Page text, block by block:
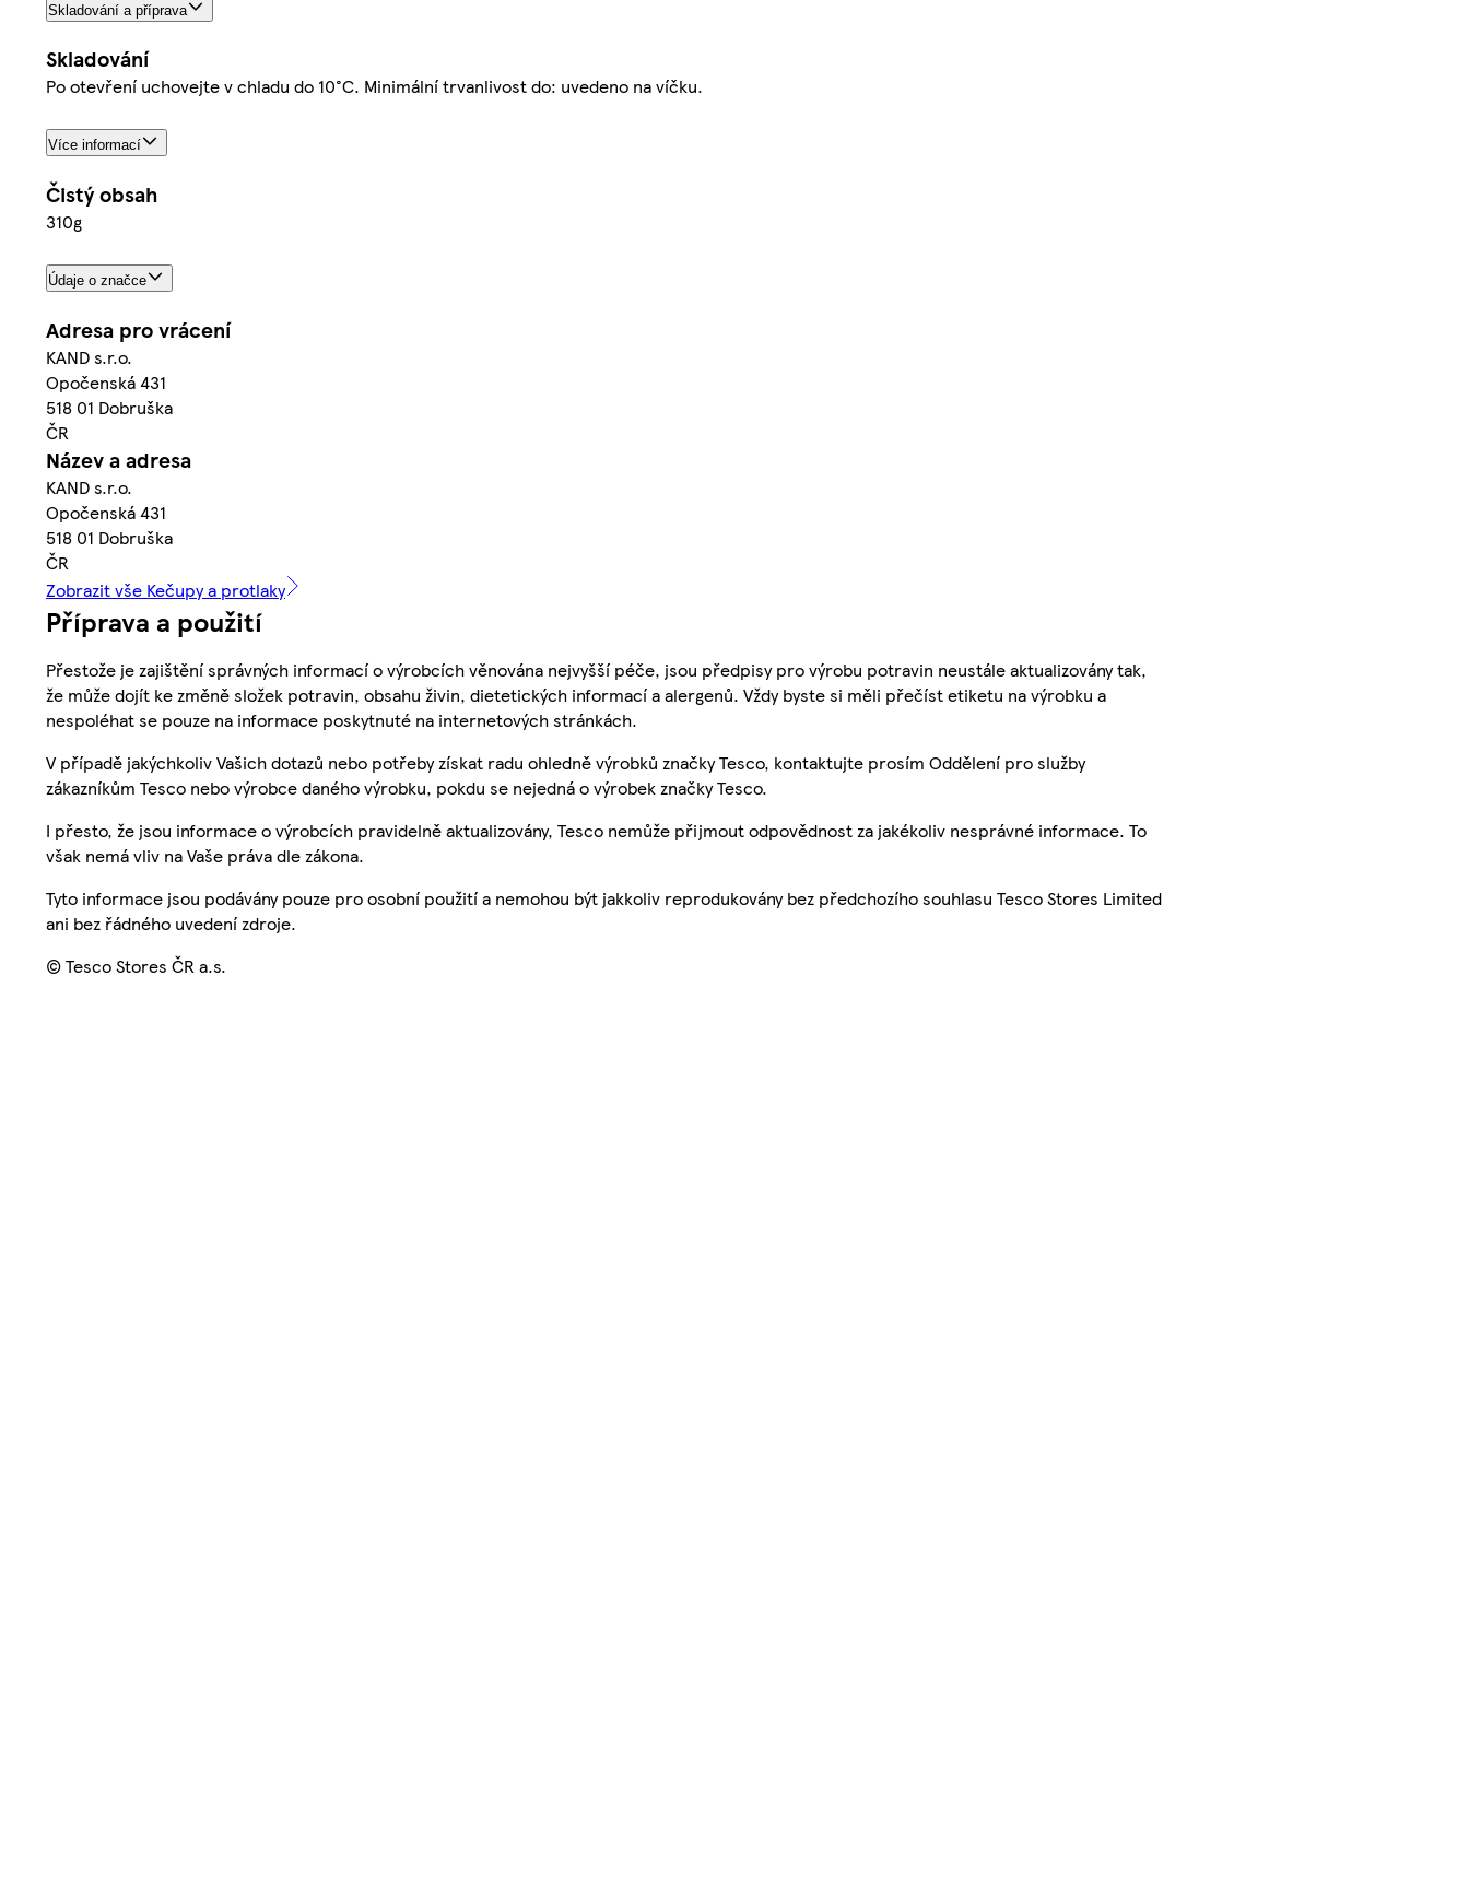
Skladování a příprava
Skladování
Po otevření uchovejte v chladu do 10°C. Minimální trvanlivost do: uvedeno na víčku.
Více informací
Čistý obsah
310g
Údaje o značce
Adresa pro vrácení
KAND s.r.o.
Opočenská 431
518 01 Dobruška
ČR
Název a adresa
KAND s.r.o.
Opočenská 431
518 01 Dobruška
ČR
Zobrazit vše Kečupy a protlaky
Příprava a použití
Přestože je zajištění správných informací o výrobcích věnována nejvyšší péče, jsou předpisy pro výrobu potravin neustále aktualizovány tak,
že může dojít ke změně složek potravin, obsahu živin, dietetických informací a alergenů. Vždy byste si měli přečíst etiketu na výrobku a
nespoléhat se pouze na informace poskytnuté na internetových stránkách.
V případě jakýchkoliv Vašich dotazů nebo potřeby získat radu ohledně výrobků značky Tesco, kontaktujte prosím Oddělení pro služby
zákazníkům Tesco nebo výrobce daného výrobku, pokdu se nejedná o výrobek značky Tesco.
I přesto, že jsou informace o výrobcích pravidelně aktualizovány, Tesco nemůže přijmout odpovědnost za jakékoliv nesprávné informace. To
však nemá vliv na Vaše práva dle zákona.
Tyto informace jsou podávány pouze pro osobní použití a nemohou být jakkoliv reprodukovány bez předchozího souhlasu Tesco Stores Limited
ani bez řádného uvedení zdroje.
© Tesco Stores ČR a.s.